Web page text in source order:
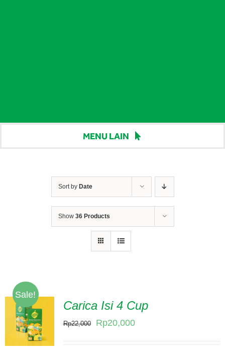
MENU LAIN
Berita
Hubungi Kami
Tentang Kami
Sort by Date
Show 36 Products
Sale!
Carica Isi 4 Cup
Rp22,000
Original
Rp20,000Current